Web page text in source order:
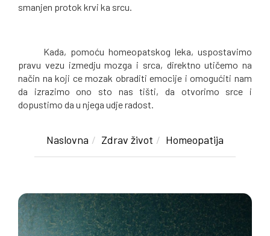
smanjen protok krvi ka srcu.
Kada, pomoću homeopatskog leka, uspostavimo
pravu vezu izmedju mozga i srca, direktno utičemo na
način na koji ce mozak obraditi emocije i omogućiti nam
da izrazimo ono sto nas tišti, da otvorimo srce i
dopustimo da u njega udje radost.
Naslovna Zdrav život Homeopatija